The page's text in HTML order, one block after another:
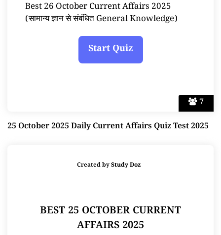
7
Best 26 October Current Affairs 2025
(सामान्य ज्ञान से संबंधित General Knowledge)
25 October 2025 Daily Current Affairs Quiz Test 2025
Created byStudy Doz
BEST 25 OCTOBER CURRENT
AFFAIRS 2025